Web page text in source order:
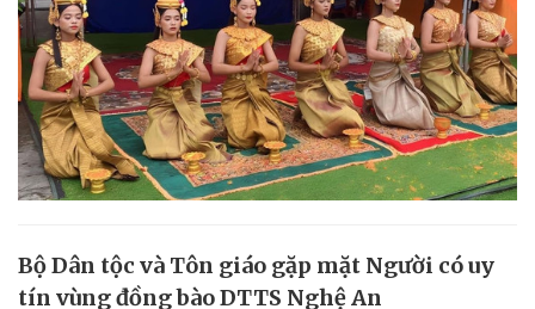
Bộ Dân tộc và Tôn giáo gặp mặt Người có uy
tín vùng đồng bào DTTS Nghệ An